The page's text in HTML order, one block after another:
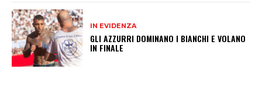
IN EVIDENZA
GLI AZZURRI DOMINANO I BIANCHI E VOLANO
IN FINALE